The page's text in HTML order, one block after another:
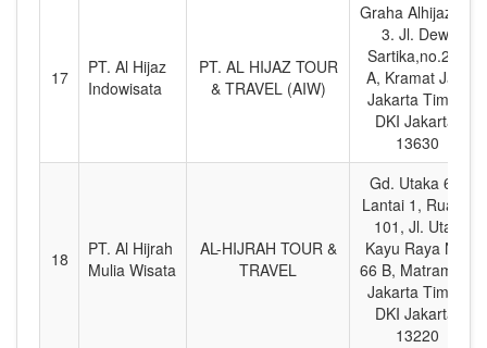
17
PT. Al Hijaz
Indowisata
PT. AL HIJAZ TOUR
& TRAVEL (AIW)
Graha Alhijaz Lt.
3. Jl. Dewi
Sartika,no.239
A, Kramat Jati,
Jakarta Timur,
DKI Jakarta,
13630
18
PT. Al Hijrah
Mulia Wisata
AL-HIJRAH TOUR &
TRAVEL
Gd. Utaka 66,
Lantai 1, Ruang
101, Jl. Utan
Kayu Raya No.
66 B, Matraman,
Jakarta Timur,
DKI Jakarta,
13220